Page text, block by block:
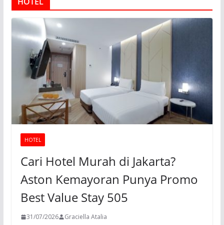
HOTEL
Cari Hotel Murah di Jakarta?
Aston Kemayoran Punya Promo
Best Value Stay 505
31/07/2026 Graciella Atalia